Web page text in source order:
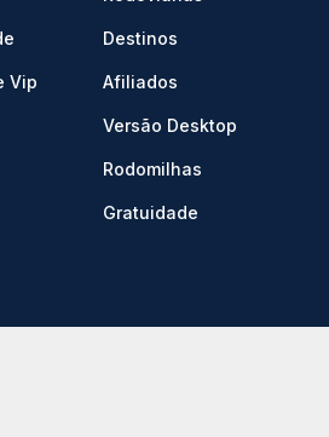
Vip
Destinos
Afiliados
Versão Desktop
Rodomilhas
Gratuidade